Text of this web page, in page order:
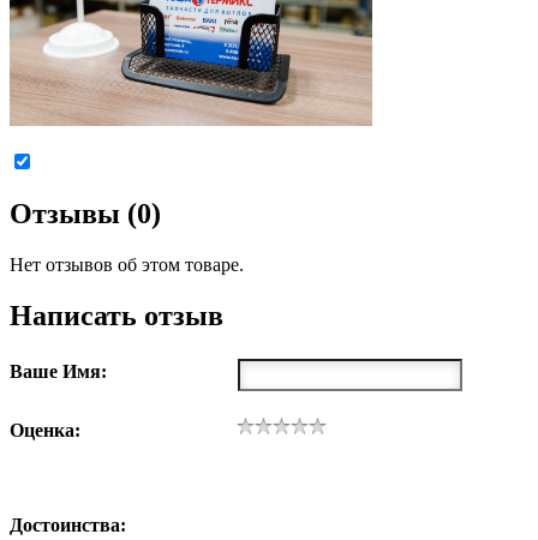
Отзывы (0)
Нет отзывов об этом товаре.
Написать отзыв
Ваше Имя:
Оценка:
Достоинства: